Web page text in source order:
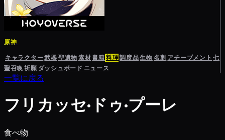
原神
キャラクター武器聖遺物素材書籍料理調度品生物名刺 アチーブメント 七
聖召喚祈願 ダッシュボード ニュース
一覧に戻る
フリカッセ·ドゥ·プーレ
食べ物